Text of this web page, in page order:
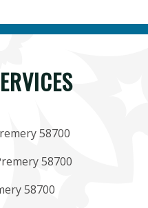
58700
58700
58700